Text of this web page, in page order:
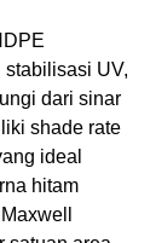
UV,
dari sinar
shade rate
ideal
hitam